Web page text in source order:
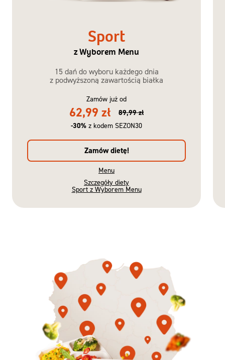
Sport
z Wyborem Menu
15 dań do wyboru każdego dnia
z podwyższoną zawartością białka
Zamów już od
62,99 zł
89,99 zł
-30% z kodem SEZON30
Zamów dietę!
Menu
Szczegóły diety
Sport z Wyborem Menu